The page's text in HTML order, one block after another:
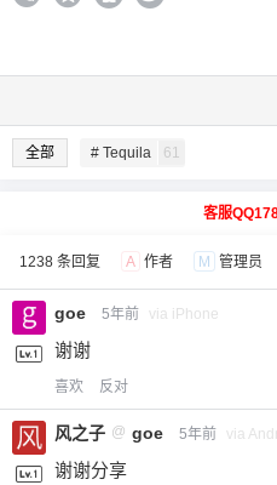
全部 # Tequila 61
客服
1238 条回复 A 作者 M 管理员
goe 5年前 via iPhone
谢谢
喜欢 反对
风之子 @ goe 5年前 via
谢谢分享